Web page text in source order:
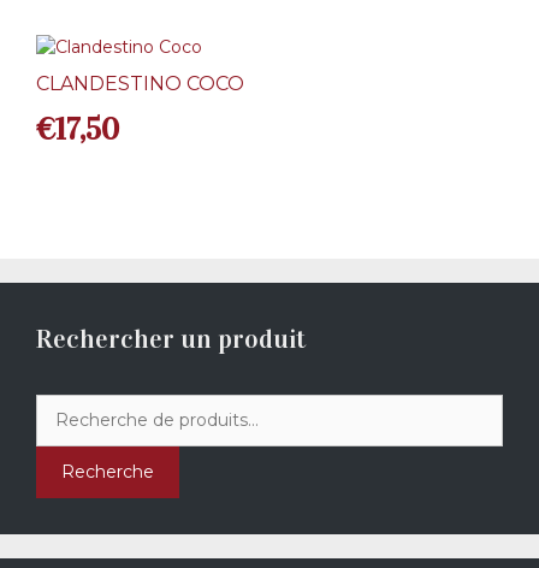
CLANDESTINO COCO
€17,50
Rechercher un produit
pour :
Recherche